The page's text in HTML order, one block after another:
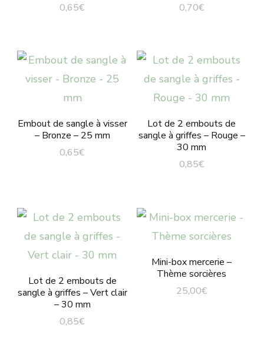
0,65€
0,70€
Embout de sangle à visser
– Bronze – 25 mm
0,65€
Lot de 2 embouts de
sangle à griffes – Rouge –
30 mm
0,85€
Lot de 2 embouts de
sangle à griffes – Vert clair
– 30 mm
0,85€
Mini-box mercerie –
Thème sorcières
25,00€